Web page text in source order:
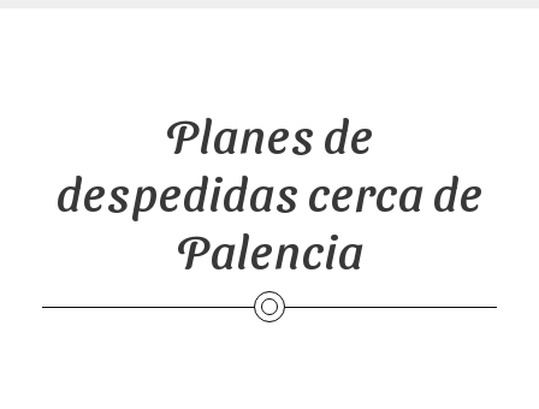
Planes de
despedidas cerca de
Palencia